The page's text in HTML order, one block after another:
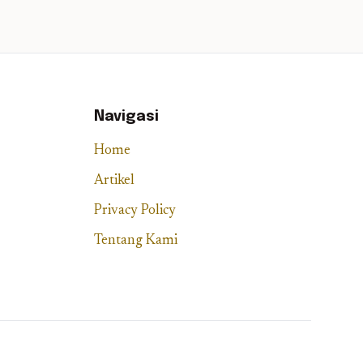
Navigasi
Home
Artikel
Privacy Policy
Tentang Kami